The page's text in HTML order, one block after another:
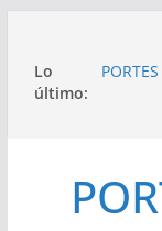
contenido
Lo
último: